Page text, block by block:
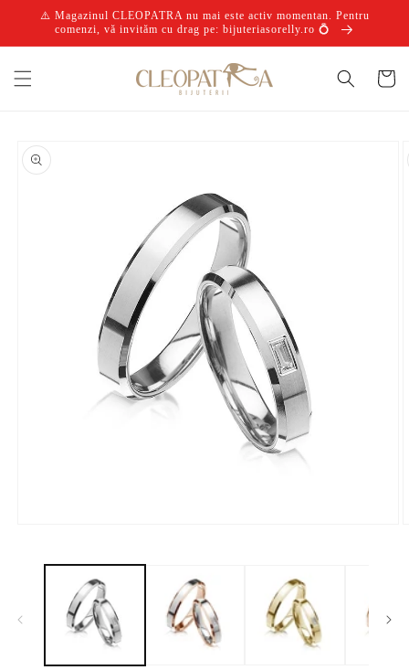
Salt la
conținut
⚠️ Magazinul CLEOPATRA nu mai este activ momentan. Pentru
comenzi, vă invităm cu drag pe: bijuteriasorelly.ro 💍
Coș
informațiile
despre
fereastră
modală